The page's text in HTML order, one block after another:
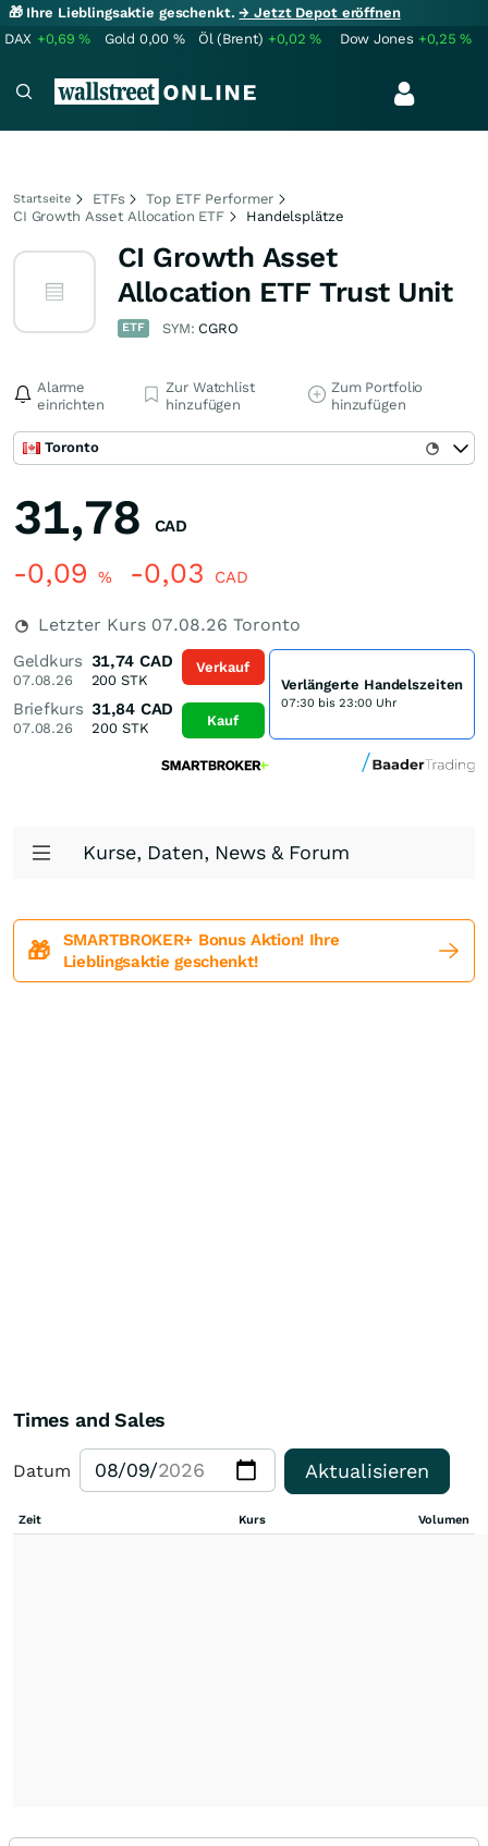
🎁 Ihre Lieblingsaktie geschenkt.→ Jetzt Depot eröffnen
DAX +0,69% Gold 0,00 % Öl (Brent) +0,02% Dow Jones +0,25%
Startseite ETFs
Top ETF Performer
CI Growth Asset Allocation ETF
Handelsplätze
CI Growth Asset
Allocation ETF Trust Unit
ETF SYM: CGRO
Alarme
einrichten
Zur Watchlist
hinzufügen
Zum Portfolio
hinzufügen
Toronto
31,78 CAD
-0,09 % -0,03 CAD
Letzter Kurs 07.08.26 Toronto
Geldkurs
07.08.26
31,74 CAD
200 STK
Briefkurs
07.08.26
31,84 CAD
200STK
Verkauf
Kauf
Verlängerte Handelszeiten
07:30 bis 23:00 Uhr
Kurse, Daten, News & Forum
🎁
SMARTBROKER+ Bonus Aktion! Ihre
Lieblingsaktie geschenkt!
Times and Sales
Datum Aktualisieren
Zeit Kurs Volumen